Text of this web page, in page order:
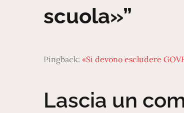
scuola»”
Pingback: «Si devono escludere
Lascia un